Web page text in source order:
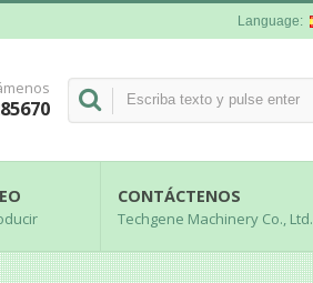
CONTÁCTENOS
Techgene Machinery Co., Ltd.